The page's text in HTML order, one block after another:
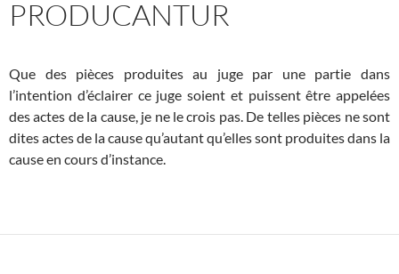
PRODUCANTUR
Que des pièces produites au juge par une partie dans
l’intention d’éclairer ce juge soient et puissent être appelées
des actes de la cause, je ne le crois pas. De telles pièces ne sont
dites actes de la cause qu’autant qu’elles sont produites dans la
cause en cours d’instance.